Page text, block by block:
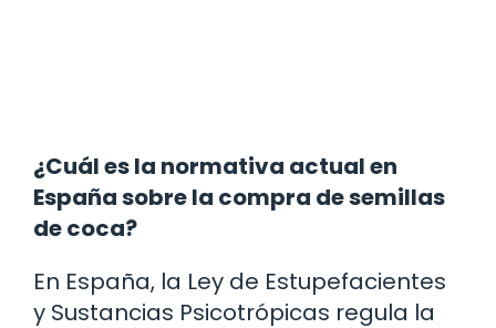
¿Cuál es la normativa actual en
España sobre la compra de semillas
de coca?
En España, la Ley de Estupefacientes
y Sustancias Psicotrópicas regula la